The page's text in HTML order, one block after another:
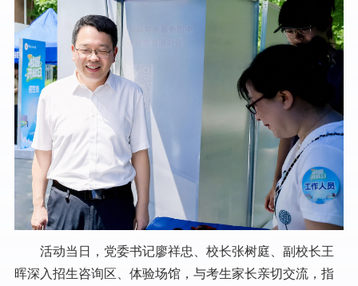
活动当日，党委书记廖祥忠、校长张树庭、副校长王
晖深入招生咨询区、体验场馆，与考生家长亲切交流，指